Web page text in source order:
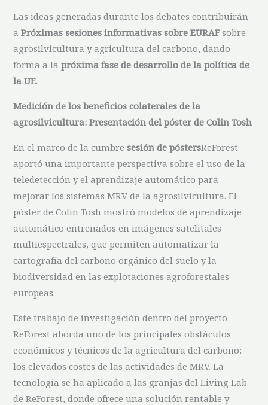
Las ideas generadas durante los debates contribuirán
aPróximas sesiones informativas sobre EURAFsobre
agrosilvicultura y agricultura del carbono, dando
forma a lapróxima fase de desarrollo de la política de
la UE.
Medición de los beneficios colaterales de la
agrosilvicultura: Presentación del póster de Colin Tosh
En el marco de la cumbresesión de póstersReForest
aportó una importante perspectiva sobre el uso de la
teledetección y el aprendizaje automático para
mejorar los sistemas MRV de la agrosilvicultura. El
póster de Colin Tosh mostró modelos de aprendizaje
automático entrenados en imágenes satelitales
multiespectrales, que permiten automatizar la
cartografía del carbono orgánico del suelo y la
biodiversidad en las explotaciones agroforestales
europeas.
Este trabajo de investigación dentro del proyecto
ReForest aborda uno de los principales obstáculos
económicos y técnicos de la agricultura del carbono:
los elevados costes de las actividades de MRV. La
tecnología se ha aplicado a las granjas del Living Lab
de ReForest, donde ofrece una solución rentable y